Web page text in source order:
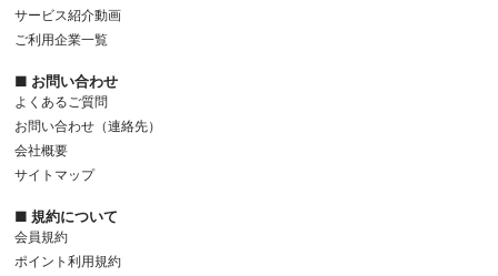
サービス紹介動画
ご利用企業一覧
■ お問い合わせ
よくあるご質問
お問い合わせ（連絡先）
会社概要
サイトマップ
■ 規約について
会員規約
ポイント利用規約